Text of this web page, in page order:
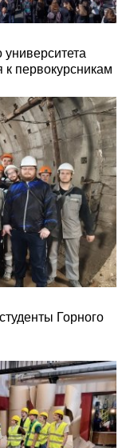
университета
первокурсникам
Горного